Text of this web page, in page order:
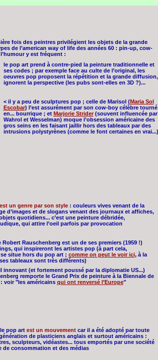
fois des peintres privilégient les objets de la grande
de l’american way of life des années 60 : pin-up, cow-
y est fréquent :
le pop art prend à contre-pied la peinture traditionnelle et
ses codes ; par exemple face au culte de l’original, les
oeuvres pop proposent la répétition et la grande diffusion,
ignorent la perspective (les pubs sont-elles en 3D ?)...
< il y a peu de sculptures pop ; celle de Marisol (Maria Sol
Escobar) l’est assurément par son cow-boy célèbre tourné
en... bourrique ; et Marjorie Strider(souvent influencée par
Wahrol et Wesselman) moque l’obsession américaine des
gros seins en les faisant jaillir hors des tableaux par des
intrusions polystyrènes (comme le font certaines en vrai...)
est un genre par son style: couleurs vives venant de la
d’images et de slogans venant des journaux et affiches,
quotidiens... c’est une peinture débridée,
qui attire l’oeil parfois par provocation
Robert Rauschenberg est un de ses premiers (1959 !)
qui inspireront les artistes pop (à part cela,
situe hors du pop art ; comme on peut le voir ici, à la
tableaux sont très différents)
innovant (et fortement poussé par la diplomatie US...)
remporte le Grand Prix de peinture à la Biennale de
: voir "les américains qui ont renversé l’Europe"
le pop art est un mouvementcar il a été adopté par toute
de plasticiens anglais et surtout américains :
sculpteurs, vidéastes... tous emportés par une société
de consommation et des médias